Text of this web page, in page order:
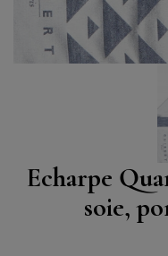
Echarpe
soie,